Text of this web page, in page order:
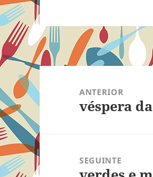
Navegação
Post
ANTERIOR
Post
véspera
SEGUINTE
Próximo